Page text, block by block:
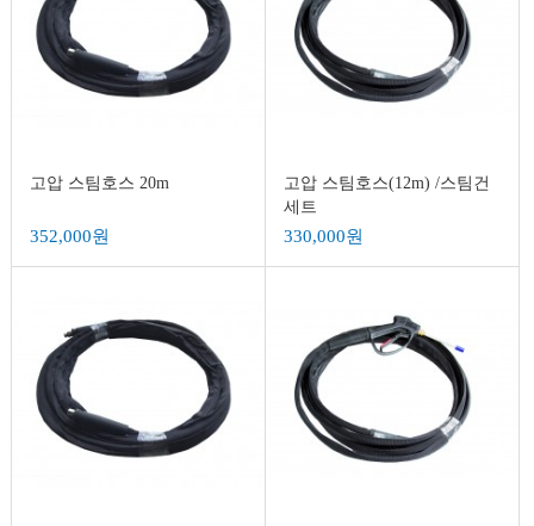
고압 스팀호스 20m
352,000원
고압 스팀호스(12m) /스팀건
세트
330,000원